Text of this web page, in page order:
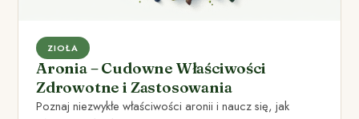
ZIOŁA
Aronia – Cudowne Właściwości
Zdrowotne i Zastosowania
Poznaj niezwykłe właściwości aronii i naucz się, jak